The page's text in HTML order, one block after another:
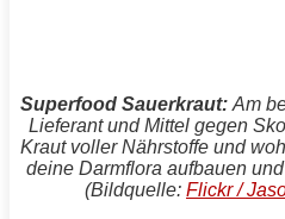
Superfood Sauerkraut: Am
Lieferant und Mittel gegen
Kraut voller Nährstoffe und
deine Darmflora aufbauen
(Bildquelle: Flickr /